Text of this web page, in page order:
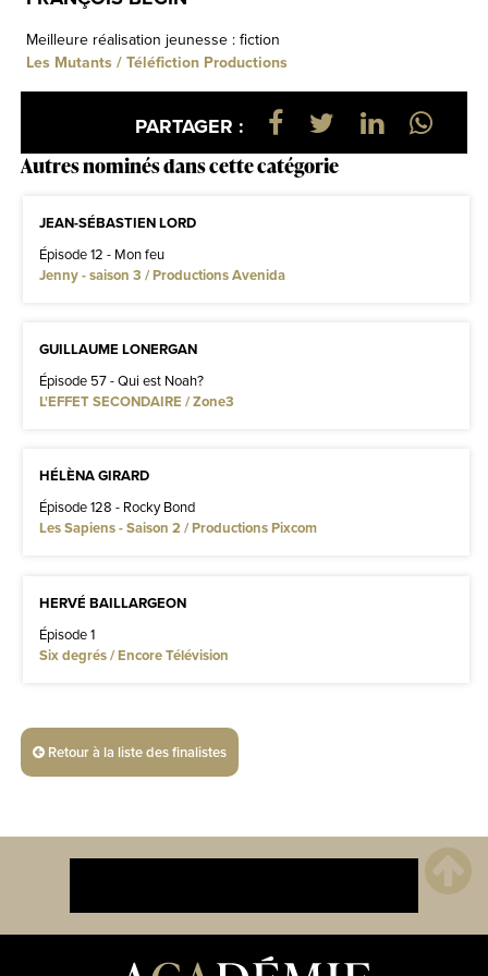
Meilleure réalisation jeunesse : fiction
Les Mutants / Téléfiction Productions
PARTAGER :
Autres nominés dans cette catégorie
JEAN-SÉBASTIEN LORD
Épisode 12 - Mon feu
Jenny - saison 3 / Productions Avenida
GUILLAUME LONERGAN
Épisode 57 - Qui est Noah?
L'EFFET SECONDAIRE / Zone3
HÉLÈNA GIRARD
Épisode 128 - Rocky Bond
Les Sapiens - Saison 2 / Productions Pixcom
HERVÉ BAILLARGEON
Épisode 1
Six degrés / Encore Télévision
Retour à la liste des finalistes